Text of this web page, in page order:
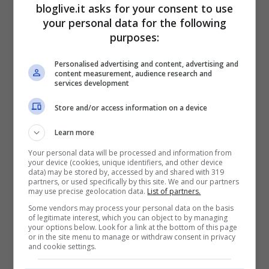
Claudia Ruggeri al mare (screenshot Instagram)
Una foto che come al solito lascia senza
fiato. Il fisico della showgirl maggiorata è
uno spettacolo, specialmente al mare.
bloglive.it asks for your consent to use
your personal data for the following
purposes:
Personalised advertising and content, advertising and
content measurement, audience research and
services development
Store and/or access information on a device
Learn more
Your personal data will be processed and information from
your device (cookies, unique identifiers, and other device
data) may be stored by, accessed by and shared with 319
partners, or used specifically by this site. We and our partners
may use precise geolocation data. List of partners.
Some vendors may process your personal data on the basis
of legitimate interest, which you can object to by managing
your options below. Look for a link at the bottom of this page
or in the site menu to manage or withdraw consent in privacy
and cookie settings.